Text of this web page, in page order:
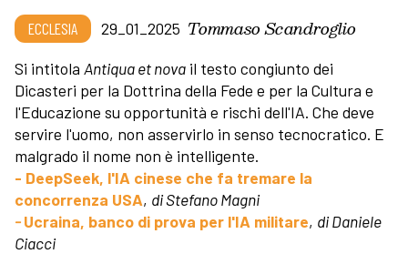
ECCLESIA 29_01_2025 Tommaso Scandroglio
Si intitola Antiqua et nova il testo congiunto dei
Dicasteri per la Dottrina della Fede e per la Cultura e
l'Educazione su opportunità e rischi dell'IA. Che deve
servire l'uomo, non asservirlo in senso tecnocratico. E
malgrado il nome non è intelligente.
- DeepSeek, l'IA cinese che fa tremare la
concorrenza USA, di Stefano Magni
-Ucraina, banco di prova per l'IA militare, di Daniele
Ciacci